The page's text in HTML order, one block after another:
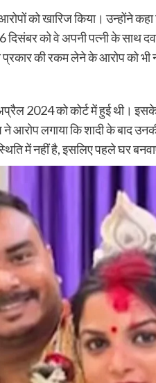
को खारिज किया। उन्होंने
दिसंबर को वे अपनी पत्नी के साथ
की रकम लेने के आरोप को भी
2024 को कोर्ट में हुई थी। इसके
आरोप लगाया कि शादी के बाद
में नहीं है, इसलिए पहले घर